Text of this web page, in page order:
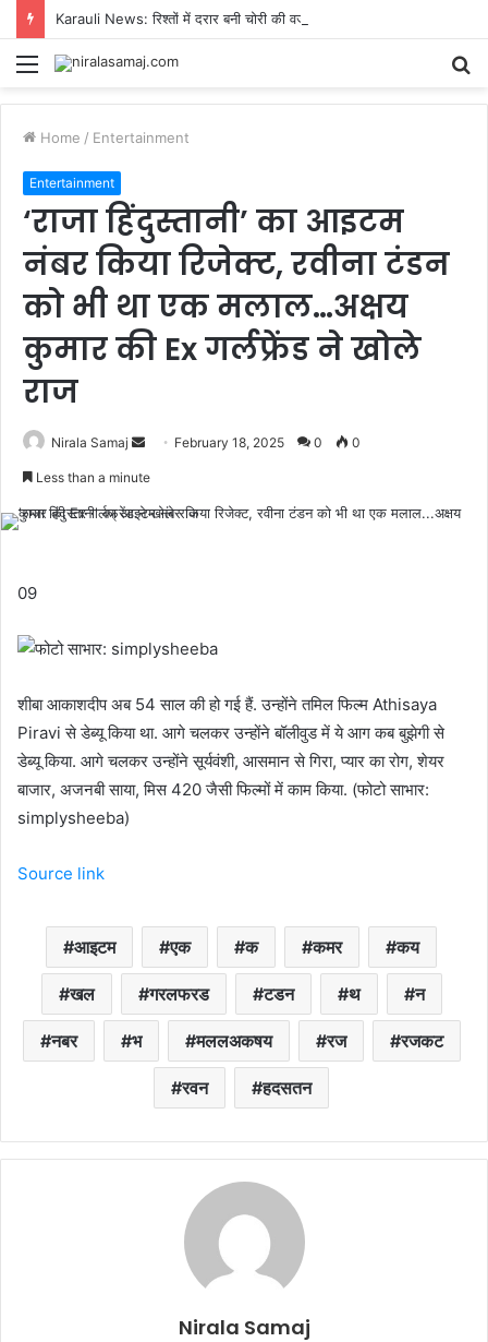
Menu
Home / Entertainment
Entertainment
‘राजा हिंदुस्तानी’ का आइटम
नंबर किया रिजेक्ट, रवीना टंडन
को भी था एक मलाल…अक्षय
कुमार की Ex गर्लफ्रेंड ने खोले
राज
Nirala Samaj
Send February 18, 2025 0 0
Less than a minute
09
शीबा आकाशदीप अब 54 साल की हो गई हैं. उन्होंने तमिल फिल्म Athisaya
Piravi से डेब्यू किया था. आगे चलकर उन्होंने बॉलीवुड में ये आग कब बुझेगी से
डेब्यू किया. आगे चलकर उन्होंने सूर्यवंशी, आसमान से गिरा, प्यार का रोग, शेयर
बाजार, अजनबी साया, मिस 420 जैसी फिल्मों में काम किया. (फोटो साभार:
simplysheeba)
Source link
आइटम एक क कमर कय
खल गरलफरड टडन थ न
नबर भ मललअकषय रज रजकट
रवन हदसतन
Nirala Samaj